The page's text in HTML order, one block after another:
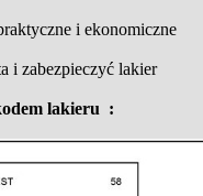
i ekonomiczne
i zabezpieczyć lakier
lakieru :